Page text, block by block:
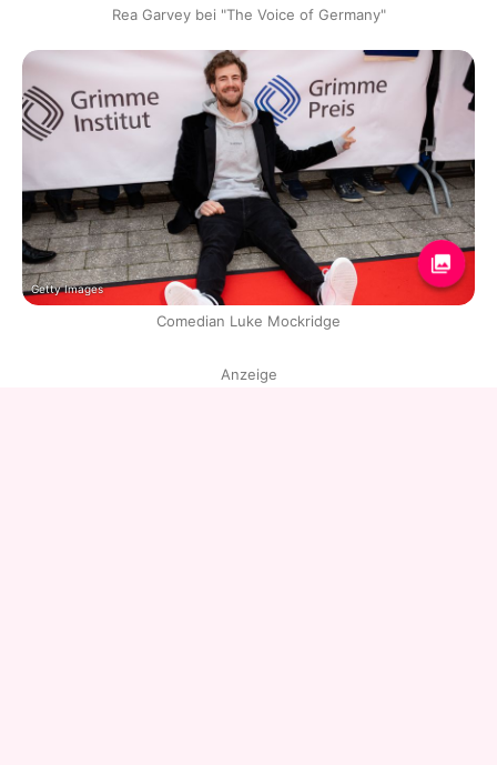
Rea Garvey bei "The Voice of Germany"
Getty Images
Comedian Luke Mockridge
Anzeige